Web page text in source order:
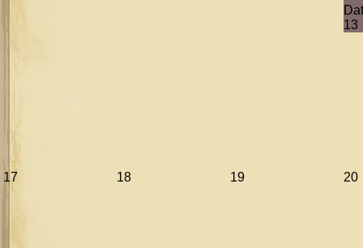
13
17 18 19 20